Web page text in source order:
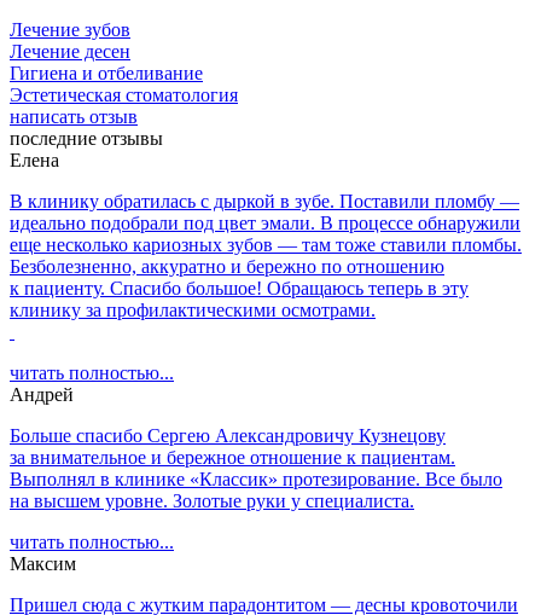
Лечение зубов
Лечение десен
Гигиена и отбеливание
Эстетическая стоматология
написать отзыв
последние отзывы
Елена
В клинику обратилась с дыркой в зубе. Поставили пломбу —
идеально подобрали под цвет эмали. В процессе обнаружили
еще несколько кариозных зубов — там тоже ставили пломбы.
Безболезненно, аккуратно и бережно по отношению
к пациенту. Спасибо большое! Обращаюсь теперь в эту
клинику за профилактическими осмотрами.
читать полностью...
Андрей
Больше спасибо Сергею Александровичу Кузнецову
за внимательное и бережное отношение к пациентам.
Выполнял в клинике «Классик» протезирование. Все было
на высшем уровне. Золотые руки у специалиста.
читать полностью...
Максим
Пришел сюда с жутким парадонтитом — десны кровоточили